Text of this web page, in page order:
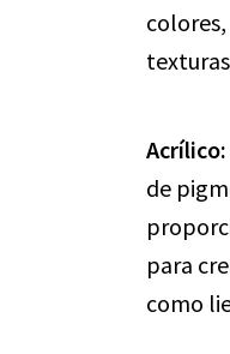
Acrílico:
de
para
como